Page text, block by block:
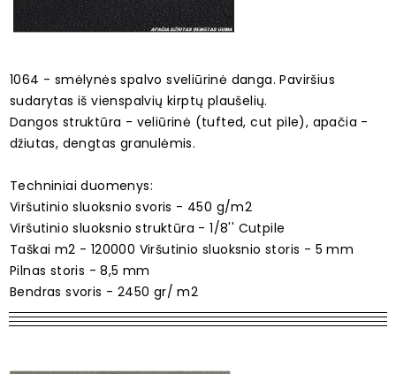
1064 - smėlynės spalvo sveliūrinė danga. Paviršius
sudarytas iš vienspalvių kirptų plaušelių.
Dangos struktūra - veliūrinė (tufted, cut pile), apačia -
džiutas, dengtas granulėmis.
Techniniai duomenys:
Viršutinio sluoksnio svoris - 450 g/m2
Viršutinio sluoksnio struktūra - 1/8'' Cutpile
Taškai m2 - 120000 Viršutinio sluoksnio storis - 5 mm
Pilnas storis - 8,5 mm
Bendras svoris - 2450 gr/ m2